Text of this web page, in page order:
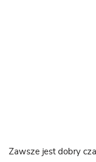
Zawsze jest dobry